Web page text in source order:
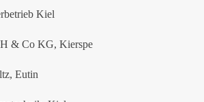
Kiel
& Co KG, Kierspe
Eutin